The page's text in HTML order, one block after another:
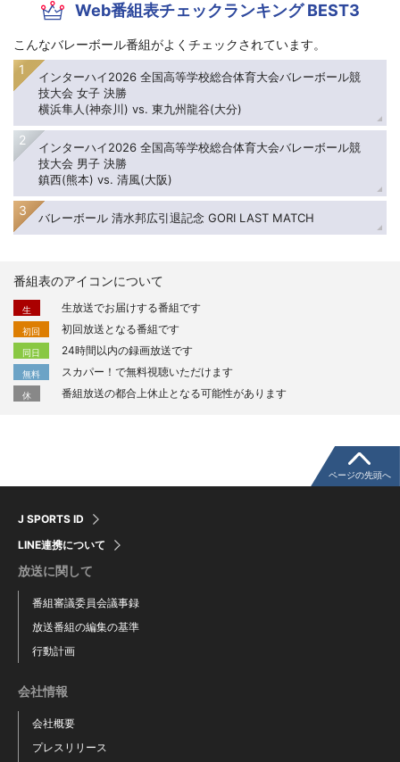
Web番組表チェックランキング BEST3
こんなバレーボール番組がよくチェックされています。
インターハイ2026 全国高等学校総合体育大会バレーボール競
技大会 女子 決勝
横浜隼人(神奈川) vs. 東九州龍谷(大分)
インターハイ2026 全国高等学校総合体育大会バレーボール競
技大会 男子 決勝
鎮西(熊本) vs. 清風(大阪)
バレーボール 清水邦広引退記念 GORI LAST MATCH
番組表のアイコンについて
生 生放送でお届けする番組です
初回 初回放送となる番組です
同日 24時間以内の録画放送です
無料 スカパー！で無料視聴いただけます
休 番組放送の都合上休止となる可能性があります
J SPORTS ID
LINE連携について
放送に関して
番組審議委員会議事録
放送番組の編集の基準
行動計画
会社情報
会社概要
プレスリリース
ページの先頭へ